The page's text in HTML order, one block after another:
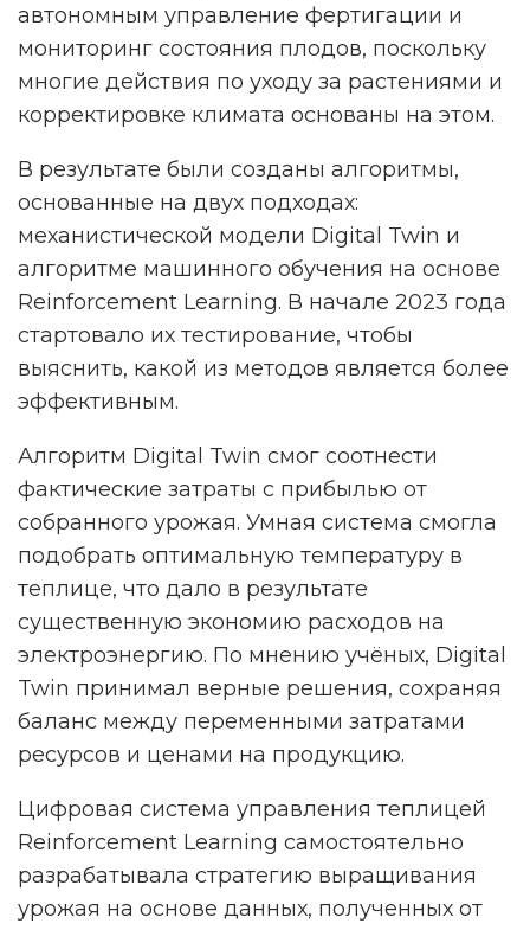
автономным управление фертигации и
мониторинг состояния плодов, поскольку
многие действия по уходу за растениями и
корректировке климата основаны на этом.
В результате были созданы алгоритмы,
основанные на двух подходах:
механистической модели Digital Twin и
алгоритме машинного обучения на основе
Reinforcement Learning. В начале 2023 года
стартовало их тестирование, чтобы
выяснить, какой из методов является более
эффективным.
Алгоритм Digital Twin смог соотнести
фактические затраты с прибылью от
собранного урожая. Умная система смогла
подобрать оптимальную температуру в
теплице, что дало в результате
существенную экономию расходов на
электроэнергию. По мнению учёных, Digital
Twin принимал верные решения, сохраняя
баланс между переменными затратами
ресурсов и ценами на продукцию.
Цифровая система управления теплицей
Reinforcement Learning самостоятельно
разрабатывала стратегию выращивания
урожая на основе данных, полученных от